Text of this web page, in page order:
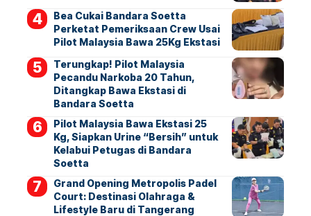
Bea Cukai Bandara Soetta
Perketat Pemeriksaan Crew Usai
Pilot Malaysia Bawa 25Kg Ekstasi
Terungkap! Pilot Malaysia
Pecandu Narkoba 20 Tahun,
Ditangkap Bawa Ekstasi di
Bandara Soetta
Pilot Malaysia Bawa Ekstasi 25
Kg, Siapkan Urine “Bersih” untuk
Kelabui Petugas di Bandara
Soetta
Grand Opening Metropolis Padel
Court: Destinasi Olahraga &
Lifestyle Baru di Tangerang